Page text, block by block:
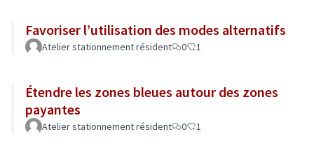
Favoriser l’utilisation des modes alternatifs
Atelier stationnement résident 0 1
Étendre les zones bleues autour des zones
payantes
Atelier stationnement résident 0 1